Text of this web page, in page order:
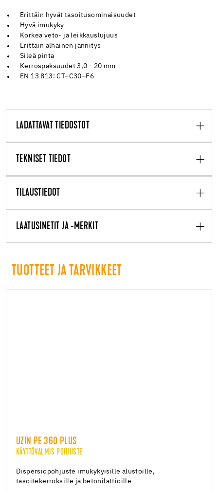
Erittäin hyvät tasoitusominaisuudet
Hyvä imukyky
Korkea veto- ja leikkauslujuus
Erittäin alhainen jännitys
Sileä pinta
Kerrospaksuudet 3,0 - 20 mm
EN 13 813: CT–C30–F6
LADATTAVAT TIEDOSTOT
TEKNISET TIEDOT
TILAUSTIEDOT
LAATUSINETIT JA -MERKIT
TUOTTEET JA TARVIKKEET
UZIN PE 360 PLUS
KÄYTTÖVALMIS POHJUSTE
Dispersiopohjuste imukykyisille alustoille,
tasoitekerroksille ja betonilattioille